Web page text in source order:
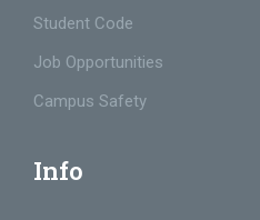
Student Code
Job Opportunities
Campus Safety
Info